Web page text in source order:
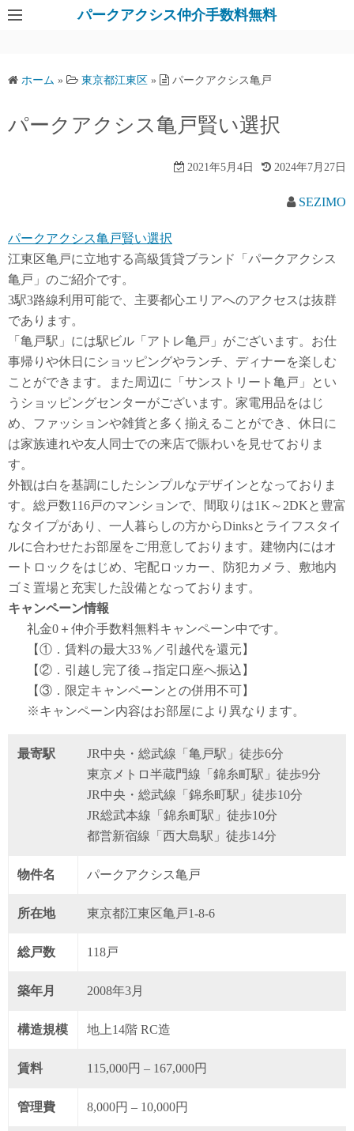
パークアクシス仲介手数料無料
ホーム » 東京都江東区 » パークアクシス亀戸
パークアクシス亀戸賢い選択
2021年5月4日 2024年7月27日
SEZIMO
パークアクシス亀戸賢い選択
江東区亀戸に立地する高級賃貸ブランド「パークアクシス
亀戸」のご紹介です。
3駅3路線利用可能で、主要都心エリアへのアクセスは抜群
であります。
「亀戸駅」には駅ビル「アトレ亀戸」がございます。お仕
事帰りや休日にショッピングやランチ、ディナーを楽しむ
ことができます。また周辺に「サンストリート亀戸」とい
うショッピングセンターがございます。家電用品をはじ
め、ファッションや雑貨と多く揃えることができ、休日に
は家族連れや友人同士での来店で賑わいを見せておりま
す。
外観は白を基調にしたシンプルなデザインとなっておりま
す。総戸数116戸のマンションで、間取りは1K～2DKと豊富
なタイプがあり、一人暮らしの方からDinksとライフスタイ
ルに合わせたお部屋をご用意しております。建物内にはオ
ートロックをはじめ、宅配ロッカー、防犯カメラ、敷地内
ゴミ置場と充実した設備となっております。
キャンペーン情報
礼金0 ＋仲介手数料無料キャンペーン中です。
【①．賃料の最大33％／引越代を還元】
【②．引越し完了後→指定口座へ振込】
【③．限定キャンペーンとの併用不可】
※キャンペーン内容はお部屋により異なります。
最寄駅
JR中央・総武線「亀戸駅」徒歩6分
東京メトロ半蔵門線「錦糸町駅」徒歩9分
JR中央・総武線「錦糸町駅」徒歩10分
JR総武本線「錦糸町駅」徒歩10分
都営新宿線「西大島駅」徒歩14分
物件名 パークアクシス亀戸
所在地 東京都江東区亀戸1-8-6
総戸数 118戸
築年月 2008年3月
構造規模 地上14階 RC造
賃料 115,000円 – 167,000円
管理費 8,000円 – 10,000円